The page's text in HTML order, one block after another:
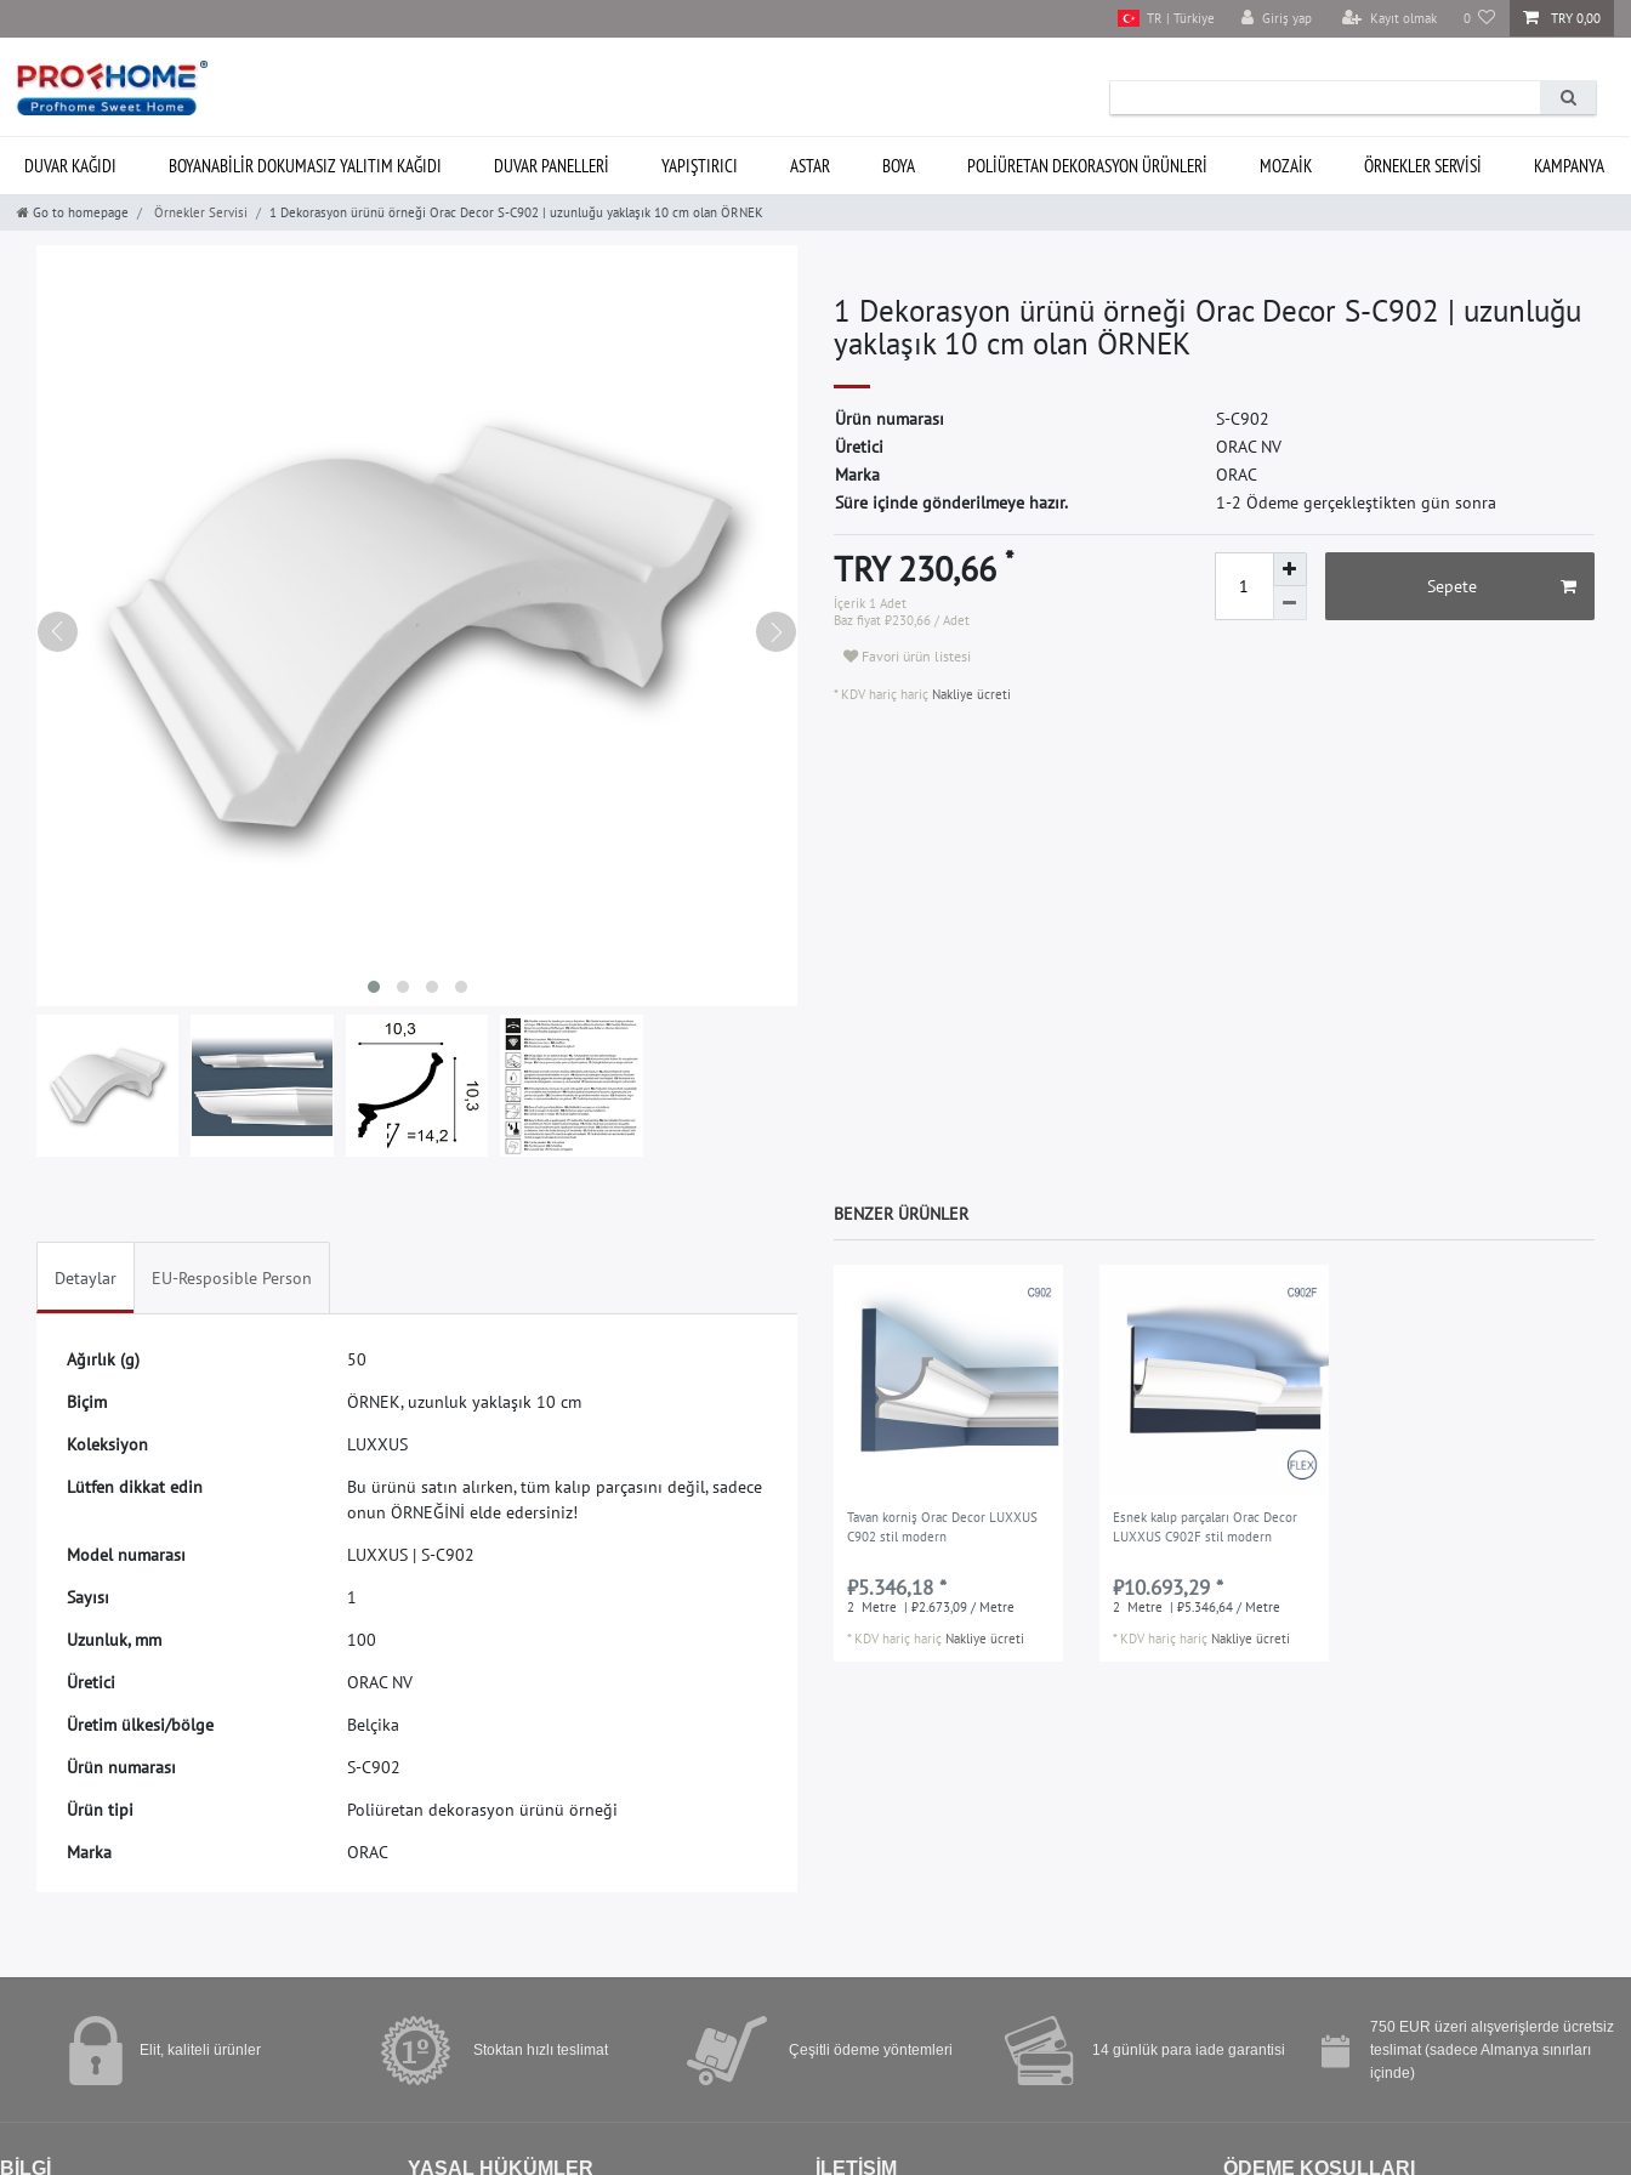
Giriş yap Kayıt olmak 0 TRY 0,00
TR | Türkiye
DUVAR KAĞIDI BOYANABILIR DOKUMASIZ YALITIM KAĞIDI DUVAR PANELLERI YAPIŞTIRICI ASTAR BOYA POLIÜRETAN DEKORASYON ÜRÜNLERI MOZAIK ÖRNEKLER SERVISI KAMPANYA
Go to homepage Örnekler Servisi 1 Dekorasyon ürünü örneği Orac Decor S-C902 | uzunluğu yaklaşık 10 cm olan ÖRNEK
1 Dekorasyon ürünü örneği Orac Decor S-C902 | uzunluğu
yaklaşık 10 cm olan ÖRNEK
Ürün numarası S-C902
Üretici ORAC NV
Marka ORAC
Süre içinde gönderilmeye hazır.
1-2 Ödeme gerçekleştikten gün sonra
TRY 230,66 *
İçerik 1 Adet
Baz fiyat ₺230,66 / Adet
Sepete
Favori ürün listesi
* KDV hariç hariç Nakliye ücreti
Detaylar EU-Resposible Person
Ağırlık (g) 50
Biçim ÖRNEK, uzunluk yaklaşık 10 cm
Koleksiyon LUXXUS
Lütfen dikkat edin Bu ürünü satın alırken, tüm kalıp parçasını değil, sadece
onun ÖRNEĞİNİ elde edersiniz!
Model numarası LUXXUS | S-C902
Sayısı
1
Uzunluk, mm 100
Üretici ORAC NV
Üretim ülkesi/bölge Belçika
Ürün numarası S-C902
Ürün tipi Poliüretan dekorasyon ürünü örneği
Marka ORAC
BENZER ÜRÜNLER
Tavan korniş Orac Decor LUXXUS
C902 stil modern
₺5.346,18 *
2 Metre | ₺2.673,09 / Metre
* KDV hariç hariç Nakliye ücreti
Esnek kalıp parçaları Orac Decor
LUXXUS C902F stil modern
₺10.693,29 *
2 Metre | ₺5.346,64 / Metre
* KDV hariç hariç Nakliye ücreti
Elit, kaliteli ürünler Stoktan hızlı teslimat Çeşitli ödeme yöntemleri 14 günlük para iade garantisi
750 EUR üzeri alışverişlerde ücretsiz
teslimat (sadece Almanya sınırları
içinde)
BİLGİ YASAL HÜKÜMLER İLETIŞIM ÖDEME KOŞULLARI